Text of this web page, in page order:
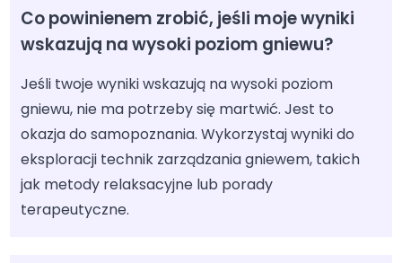
Co powinienem zrobić, jeśli moje wyniki
wskazują na wysoki poziom gniewu?
Jeśli twoje wyniki wskazują na wysoki poziom
gniewu, nie ma potrzeby się martwić. Jest to
okazja do samopoznania. Wykorzystaj wyniki do
eksploracji technik zarządzania gniewem, takich
jak metody relaksacyjne lub porady
terapeutyczne.